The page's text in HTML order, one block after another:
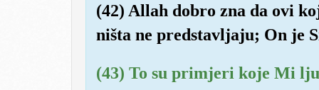
(42) Allah dobro zna da ovi
ništa ne predstavljaju; On je
(43) To su primjeri koje Mi